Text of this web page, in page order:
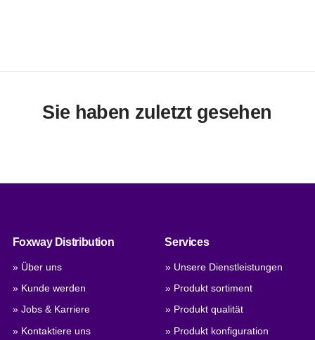
Sie haben zuletzt gesehen
Foxway Distribution
» Über uns
» Kunde werden
» Jobs & Karriere
» Kontaktiere uns
Services
» Unsere Dienstleistungen
» Produkt sortiment
» Produkt qualität
» Produkt konfiguration